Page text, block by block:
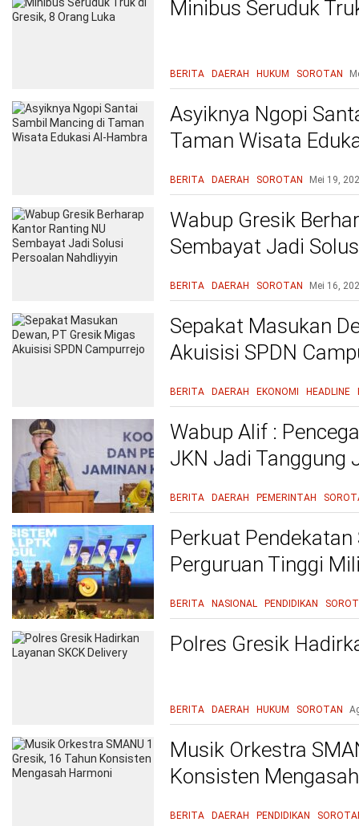
Minibus Seruduk
BERITA DAERAH HUKUM SOROTAN
Asyiknya Ngopi
Taman Wisata
BERITA DAERAH SOROTAN Mei 19,
Wabup Gresik
Sembayat Jadi
BERITA DAERAH SOROTAN Mei 16,
Sepakat Masukan
Akuisisi SPDN
BERITA DAERAH EKONOMI HEADLINE
Wabup Alif :
JKN Jadi Tanggung
BERITA DAERAH PEMERINTAH
Perkuat
Perguruan Tinggi
BERITA NASIONAL PENDIDIKAN
Polres Gresik
BERITA DAERAH HUKUM SOROTAN
Musik Orkestra
Konsisten
BERITA DAERAH PENDIDIKAN